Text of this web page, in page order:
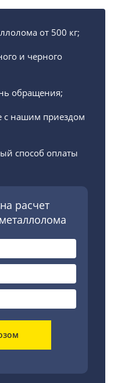
от 500 кг;
и черного
обращения;
с нашим приездом
способ оплаты
расчет